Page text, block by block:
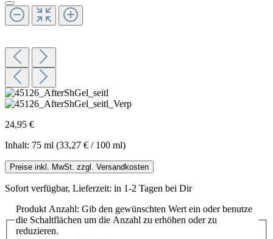
24,95 €
Inhalt: 75 ml (33,27 € / 100 ml)
Preise inkl. MwSt. zzgl. Versandkosten
Sofort verfügbar, Lieferzeit: in 1-2 Tagen bei Dir
Produkt Anzahl: Gib den gewünschten Wert ein oder benutze
die Schaltflächen um die Anzahl zu erhöhen oder zu
reduzieren.